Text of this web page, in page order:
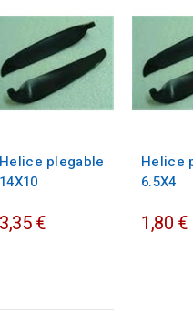
Helice plegable
14X10
3,35 €
Helice
6.5X4
1,80 €